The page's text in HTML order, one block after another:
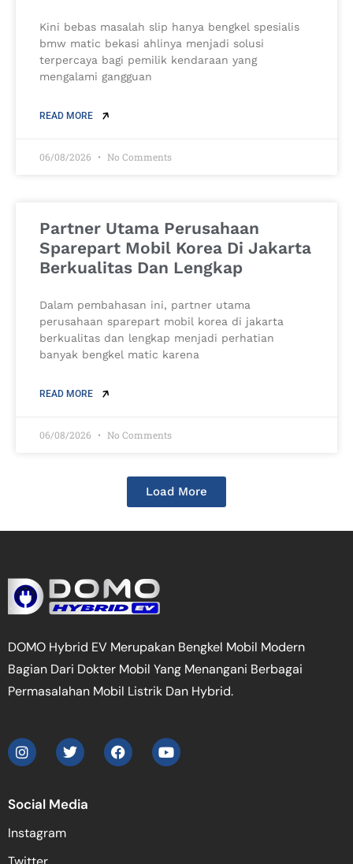
Kini bebas masalah slip hanya bengkel spesialis
bmw matic bekasi ahlinya menjadi solusi
terpercaya bagi pemilik kendaraan yang
mengalami gangguan
READ MORE
06/08/2026 No Comments
Partner Utama Perusahaan
Sparepart Mobil Korea Di Jakarta
Berkualitas Dan Lengkap
Dalam pembahasan ini, partner utama
perusahaan sparepart mobil korea di jakarta
berkualitas dan lengkap menjadi perhatian
banyak bengkel matic karena
READ MORE
06/08/2026 No Comments
Load More
DOMO Hybrid EV Merupakan Bengkel Mobil Modern
Bagian Dari Dokter Mobil Yang Menangani Berbagai
Permasalahan Mobil Listrik Dan Hybrid.
Social Media
Instagram